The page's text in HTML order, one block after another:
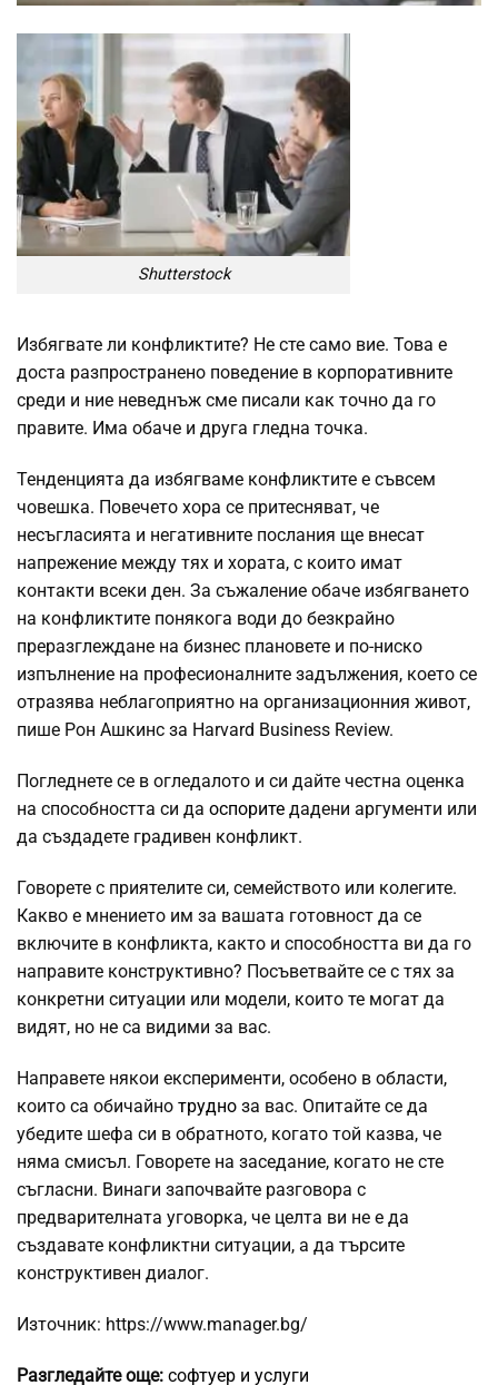
Shutterstock
Избягвате ли конфликтите? Не сте само вие. Това е
доста разпространено поведение в корпоративните
среди и ние неведнъж сме писали как точно да го
правите. Има обаче и друга гледна точка.
Тенденцията да избягваме конфликтите е съвсем
човешка. Повечето хора се притесняват, че
несъгласията и негативните послания ще внесат
напрежение между тях и хората, с които имат
контакти всеки ден. За съжаление обаче избягването
на конфликтите понякога води до безкрайно
преразглеждане на бизнес плановете и по-ниско
изпълнение на професионалните задължения, което се
отразява неблагоприятно на организационния живот,
пише Рон Ашкинс за Harvard Business Review.
Погледнете се в огледалото и си дайте честна оценка
на способността си да оспорите дадени аргументи или
да създадете градивен конфликт.
Говорете с приятелите си, семейството или колегите.
Какво е мнението им за вашата готовност да се
включите в конфликта, както и способността ви да го
направите конструктивно? Посъветвайте се с тях за
конкретни ситуации или модели, които те могат да
видят, но не са видими за вас.
Направете някои експерименти, особено в области,
които са обичайно трудно за вас. Опитайте се да
убедите шефа си в обратното, когато той казва, че
няма смисъл. Говорете на заседание, когато не сте
съгласни. Винаги започвайте разговора с
предварителната уговорка, че целта ви не е да
създавате конфликтни ситуации, а да търсите
конструктивен диалог.
Източник: https://www.manager.bg/
Разгледайте още: софтуер и услуги